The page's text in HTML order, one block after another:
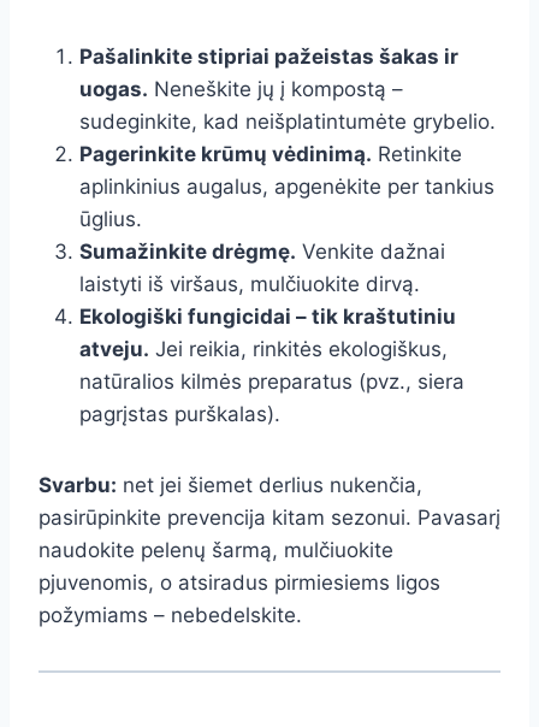
Pašalinkite stipriai pažeistas šakas ir
uogas. Neneškite jų į kompostą –
sudeginkite, kad neišplatintumėte grybelio.
Pagerinkite krūmų vėdinimą. Retinkite
aplinkinius augalus, apgenėkite per tankius
ūglius.
Sumažinkite drėgmę. Venkite dažnai
laistyti iš viršaus, mulčiuokite dirvą.
Ekologiški fungicidai – tik kraštutiniu
atveju. Jei reikia, rinkitės ekologiškus,
natūralios kilmės preparatus (pvz., siera
pagrįstas purškalas).
Svarbu: net jei šiemet derlius nukenčia,
pasirūpinkite prevencija kitam sezonui. Pavasarį
naudokite pelenų šarmą, mulčiuokite
pjuvenomis, o atsiradus pirmiesiems ligos
požymiams – nebedelskite.